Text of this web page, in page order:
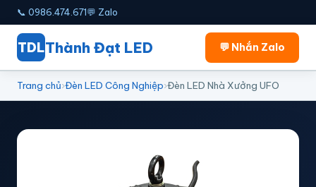
📞 0986.474.671💬 Zalo
TDLThành Đạt LED 💬 Nhắn Zalo
Trang chủ›Đèn LED Công Nghiệp›Đèn LED Nhà Xưởng UFO